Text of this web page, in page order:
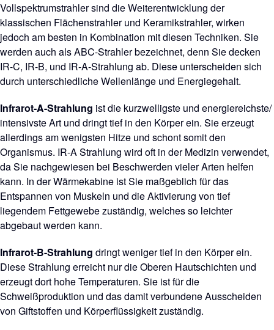
Vollspektrumstrahler sind die Weiterentwicklung der
klassischen Flächenstrahler und Keramikstrahler, wirken
jedoch am besten in Kombination mit diesen Techniken. Sie
werden auch als ABC-Strahler bezeichnet, denn Sie decken
IR-C, IR-B, und IR-A-Strahlung ab. Diese unterscheiden sich
durch unterschiedliche Wellenlänge und Energiegehalt.
Infrarot-A-Strahlung ist die kurzwelligste und energiereichste/
intensivste Art und dringt tief in den Körper ein. Sie erzeugt
allerdings am wenigsten Hitze und schont somit den
Organismus. IR-A Strahlung wird oft in der Medizin verwendet,
da Sie nachgewiesen bei Beschwerden vieler Arten helfen
kann. In der Wärmekabine ist Sie maßgeblich für das
Entspannen von Muskeln und die Aktivierung von tief
liegendem Fettgewebe zuständig, welches so leichter
abgebaut werden kann.
Infrarot-B-Strahlung dringt weniger tief in den Körper ein.
Diese Strahlung erreicht nur die Oberen Hautschichten und
erzeugt dort hohe Temperaturen. Sie ist für die
Schweißproduktion und das damit verbundene Ausscheiden
von Giftstoffen und Körperflüssigkeit zuständig.